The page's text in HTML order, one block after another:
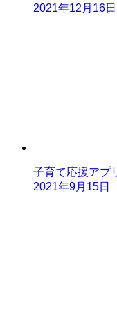
2021年12月16日
子育て応援アプ
2021年9月15日